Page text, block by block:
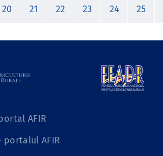
20 21 22 23 24 25
AFIR
portalul AFIR